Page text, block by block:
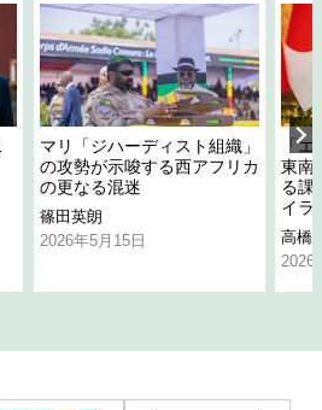
マリ「ジハーディスト組織」
の攻勢が示唆する西アフリカ
の更なる混迷
篠田英朗
2026年5月15日
「
東南
る課
イラ
高橋
2026